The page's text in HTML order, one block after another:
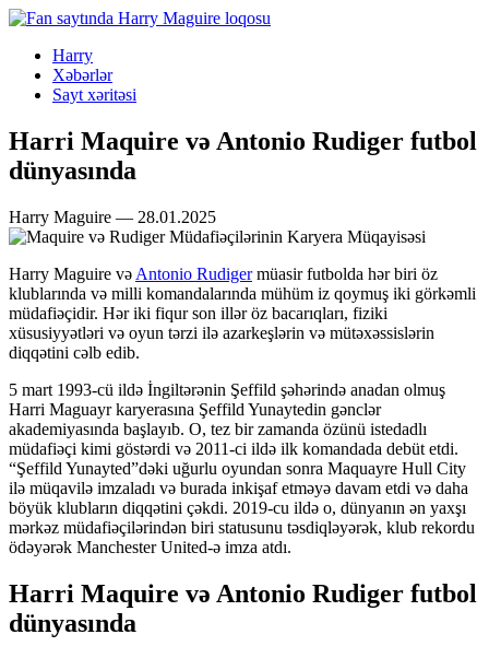
Harry
Xəbərlər
Sayt xəritəsi
Harri Maquire və Antonio Rudiger futbol
dünyasında
Harry Maguire — 28.01.2025
Harry Maguire və Antonio Rudigermüasir futbolda hər biri öz
klublarında və milli komandalarında mühüm iz qoymuş iki görkəmli
müdafiəçidir. Hər iki fiqur son illər öz bacarıqları, fiziki
xüsusiyyətləri və oyun tərzi ilə azarkeşlərin və mütəxəssislərin
diqqətini cəlb edib.
5 mart 1993-cü ildə İngiltərənin Şeffild şəhərində anadan olmuş
Harri Maguayr karyerasına Şeffild Yunaytedin gənclər
akademiyasında başlayıb. O, tez bir zamanda özünü istedadlı
müdafiəçi kimi göstərdi və 2011-ci ildə ilk komandada debüt etdi.
“Şeffild Yunayted”dəki uğurlu oyundan sonra Maquayre Hull City
ilə müqavilə imzaladı və burada inkişaf etməyə davam etdi və daha
böyük klubların diqqətini çəkdi. 2019-cu ildə o, dünyanın ən yaxşı
mərkəz müdafiəçilərindən biri statusunu təsdiqləyərək, klub rekordu
ödəyərək Manchester United-ə imza atdı.
Harri Maquire və Antonio Rudiger futbol
dünyasında